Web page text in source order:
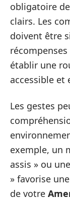
obligatoire
clairs. Les
doivent être
établir une
accessible et
Les gestes
exemple, un
assis » ou
» favorise
de votre